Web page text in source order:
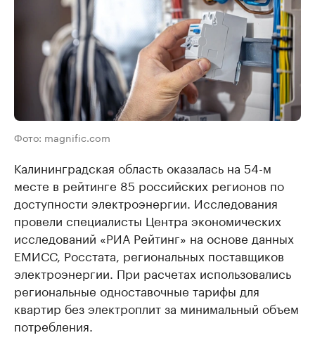
Фото: magnific.com
Калининградская область оказалась на 54-м
месте в рейтинге 85 российских регионов по
доступности электроэнергии. Исследования
провели специалисты Центра экономических
исследований «РИА Рейтинг» на основе данных
ЕМИСС, Росстата, региональных поставщиков
электроэнергии. При расчетах использовались
региональные одноставочные тарифы для
квартир без электроплит за минимальный объем
потребления.